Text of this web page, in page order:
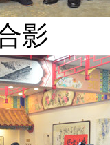
影